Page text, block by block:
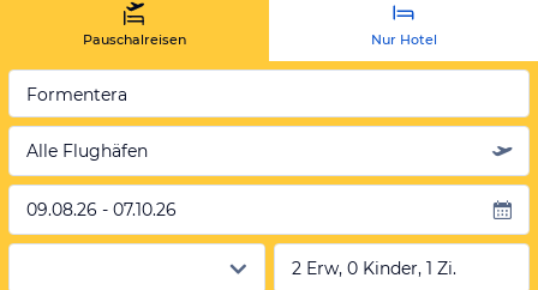
Pauschalreisen Nur Hotel
Formentera
Alle Flughäfen
09.08.26 - 07.10.26
2 Erw, 0 Kinder, 1 Zi.